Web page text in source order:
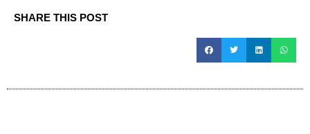
SHARE THIS POST